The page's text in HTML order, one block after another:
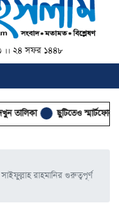
।। ২৪ সফর ১৪৪৮
ছুটিতেও স্মার্টফোন থেকে দূরে,
রাহমানির গুরুত্বপূর্ণ